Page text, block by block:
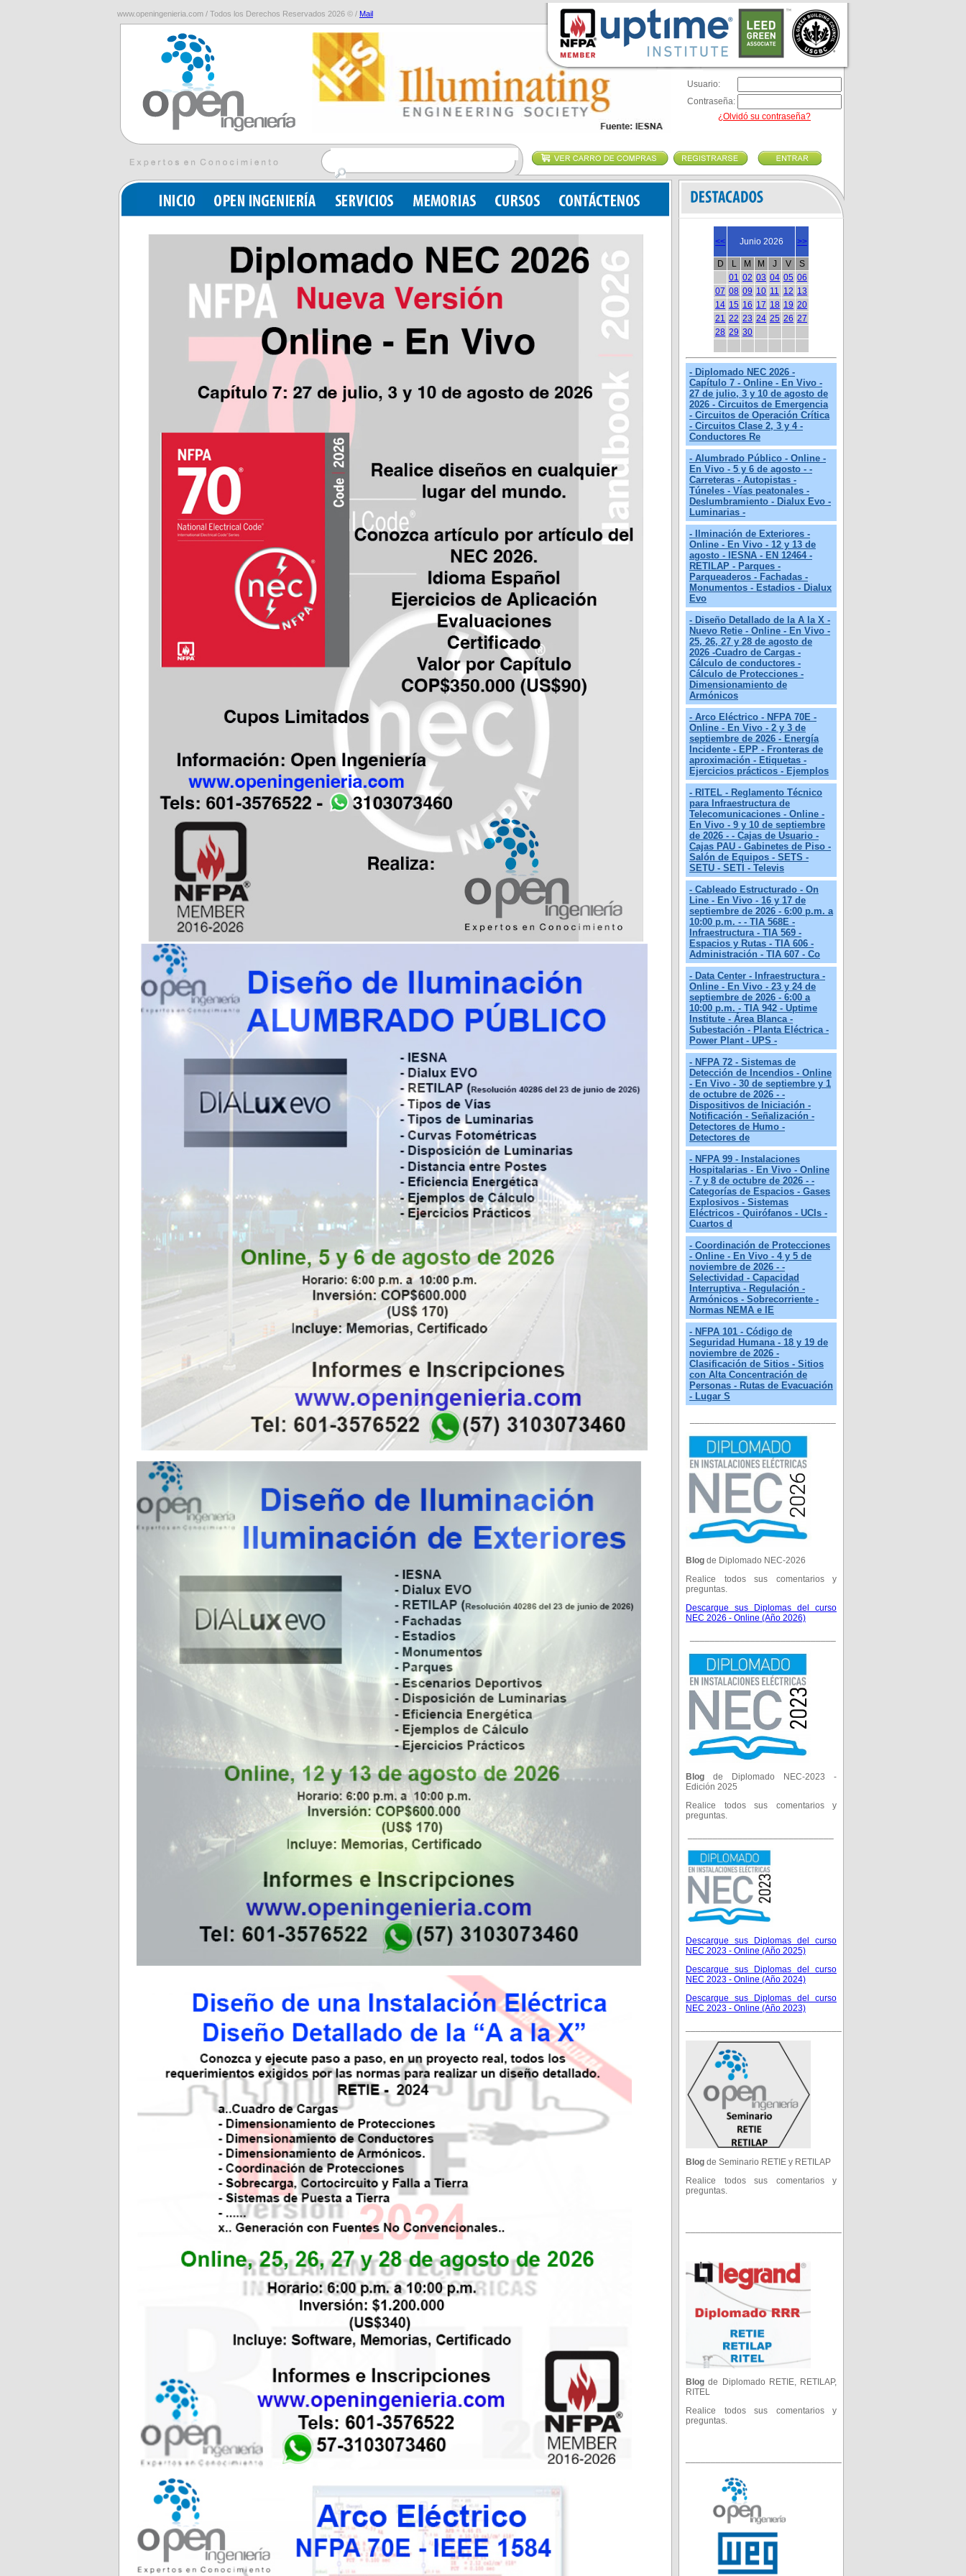
www.openingenieria.com / Todos los Derechos Reservados 2026 © / Mail
Usuario:
Contraseña:
¿Olvidó su contraseña?
<< Junio 2026 >>
D L M M J V
S
01 02 03 04 05 06
07 08 09 10 11 12 13
14 15 16 17 18 19 20
21 22 23 24 25 26 27
28 29 30
- Diplomado NEC 2026 -
Capítulo 7 - Online - En Vivo -
27 de julio, 3 y 10 de agosto de
2026 - Circuitos de Emergencia
- Circuitos de Operación Crítica
- Circuitos Clase 2, 3 y 4 -
Conductores Re
- Alumbrado Público - Online -
En Vivo - 5 y 6 de agosto - -
Carreteras - Autopistas -
Túneles - Vías peatonales -
Deslumbramiento - Dialux Evo -
Luminarias -
- Ilminación de Exteriores -
Online - En Vivo - 12 y 13 de
agosto - IESNA - EN 12464 -
RETILAP - Parques -
Parqueaderos - Fachadas -
Monumentos - Estadios - Dialux
Evo
- Diseño Detallado de la A la X -
Nuevo Retie - Online - En Vivo -
25, 26, 27 y 28 de agosto de
2026 -Cuadro de Cargas -
Cálculo de conductores -
Cálculo de Protecciones -
Dimensionamiento de
Armónicos
- Arco Eléctrico - NFPA 70E -
Online - En Vivo - 2 y 3 de
septiembre de 2026 - Energía
Incidente - EPP - Fronteras de
aproximación - Etiquetas -
Ejercicios prácticos - Ejemplos
- RITEL - Reglamento Técnico
para Infraestructura de
Telecomunicaciones - Online -
En Vivo - 9 y 10 de septiembre
de 2026 - - Cajas de Usuario -
Cajas PAU - Gabinetes de Piso -
Salón de Equipos - SETS -
SETU - SETI - Televis
- Cableado Estructurado - On
Line - En Vivo - 16 y 17 de
septiembre de 2026 - 6:00 p.m. a
10:00 p.m. - - TIA 568E -
Infraestructura - TIA 569 -
Espacios y Rutas - TIA 606 -
Administración - TIA 607 - Co
- Data Center - Infraestructura -
Online - En Vivo - 23 y 24 de
septiembre de 2026 - 6:00 a
10:00 p.m. - TIA 942 - Uptime
Institute - Área Blanca -
Subestación - Planta Eléctrica -
Power Plant - UPS -
- NFPA 72 - Sistemas de
Detección de Incendios - Online
- En Vivo - 30 de septiembre y 1
de octubre de 2026 - -
Dispositivos de Iniciación -
Notificación - Señalización -
Detectores de Humo -
Detectores de
- NFPA 99 - Instalaciones
Hospitalarias - En Vivo - Online
- 7 y 8 de octubre de 2026 - -
Categorías de Espacios - Gases
Explosivos - Sistemas
Eléctricos - Quirófanos - UCIs -
Cuartos d
- Coordinación de Protecciones
- Online - En Vivo - 4 y 5 de
noviembre de 2026 - -
Selectividad - Capacidad
Interruptiva - Regulación -
Armónicos - Sobrecorriente -
Normas NEMA e IE
- NFPA 101 - Código de
Seguridad Humana - 18 y 19 de
noviembre de 2026 -
Clasificación de Sitios - Sitios
con Alta Concentración de
Personas - Rutas de Evacuación
- Lugar S
Blog de Diplomado NEC-2026
Realice todos sus comentarios y
preguntas.
Descargue sus Diplomas del curso
NEC 2026 - Online (Año 2026)
Blog de Diplomado NEC-2023 -
Edición 2025
Realice todos sus comentarios y
preguntas.
Descargue sus Diplomas del curso
NEC 2023 - Online (Año 2025)
Descargue sus Diplomas del curso
NEC 2023 - Online (Año 2024)
Descargue sus Diplomas del curso
NEC 2023 - Online (Año 2023)
Blog de Seminario RETIE y RETILAP
Realice todos sus comentarios y
preguntas.
Blog de Diplomado RETIE, RETILAP,
RITEL
Realice todos sus comentarios y
preguntas.